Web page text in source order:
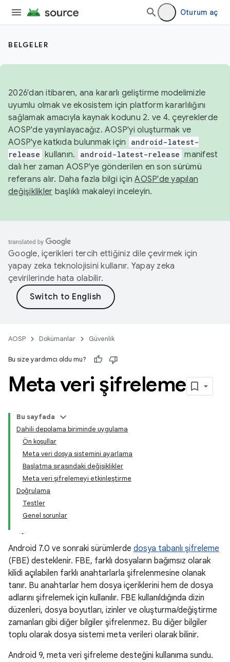
Oturum aç
BELGELER
2026'dan itibaren, ana kararlı geliştirme modelimizle
uyumlu olmak ve ekosistem için platform kararlılığını
sağlamak amacıyla kaynak kodunu 2. ve 4. çeyreklerde
AOSP'de yayınlayacağız. AOSP'yi oluşturmak ve
AOSP'ye katkıda bulunmak için
android-latest-
release kullanın. android-latest-release manifest
dalı her zaman AOSP'ye gönderilen en son sürümü
referans alır. Daha fazla bilgi içinAOSP'de yapılan
değişiklikler başlıklı makaleyi inceleyin.
Google, içerikleri tercih ettiğiniz dile çevirmek için
yapay zeka teknolojisini kullanır. Yapay zeka
çevirilerinde hata olabilir.
AOSP Dokümanlar Güvenlik
Bu size yardımcı oldu mu?
Meta veri şifreleme
Bu sayfada
Dahili depolama biriminde uygulama
Ön koşullar
Meta veri dosya sistemini ayarlama
Başlatma sırasındaki değişiklikler
Meta veri şifrelemeyi etkinleştirme
Doğrulama
Testler
Genel sorunlar
Android 7.0 ve sonraki sürümlerde dosya tabanlı şifreleme
(FBE) desteklenir. FBE, farklı dosyaların bağımsız olarak
kilidi açılabilen farklı anahtarlarla şifrelenmesine olanak
tanır. Bu anahtarlar hem dosya içeriklerini hem de dosya
adlarını şifrelemek için kullanılır. FBE kullanıldığında dizin
düzenleri, dosya boyutları, izinler ve oluşturma/değiştirme
zamanları gibi diğer bilgiler şifrelenmez. Bu diğer bilgiler
toplu olarak dosya sistemi meta verileri olarak bilinir.
Android 9, meta veri şifreleme desteğini kullanıma sundu.